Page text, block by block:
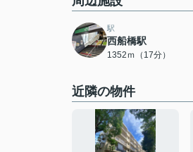
駅
西船橋駅
1352ｍ（17分）
近隣の物件